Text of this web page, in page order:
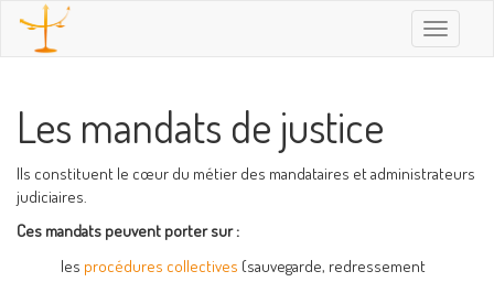
Toggle
Les mandats de justice
Ils constituent le cœur du métier des mandataires et administrateurs
judiciaires.
Ces mandats peuvent porter sur :
les procédures collectives (sauvegarde, redressement